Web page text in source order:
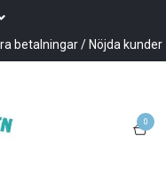
betalningar / Nöjda kunder
0